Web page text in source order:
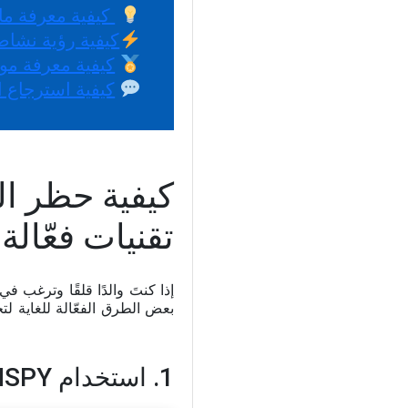
كيفية
كيفية رؤية
كيفية معرفة
كيفية
تقنيات فعّالة
إذا كنتَ والدًا قلقًا
بعض الطرق الفعّالة للغاية لتحقيق ذلك. جمعنا لك
1. استخدام XNSPY